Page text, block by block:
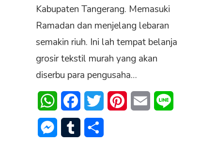
Kabupaten Tangerang. Memasuki
Ramadan dan menjelang lebaran
semakin riuh. Ini lah tempat belanja
grosir tekstil murah yang akan
diserbu para pengusaha…
WhatsAppFacebookTwitter PinterestEmail
Messenger
Tumblr